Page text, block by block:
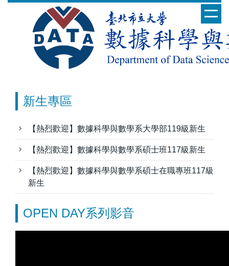
新生專區
【熱烈歡迎】數據科學與數學系大學部119級新生
【熱烈歡迎】數據科學與數學系碩士班117級新生
【熱烈歡迎】數據科學與數學系碩士在職專班117級
新生
OPEN DAY系列影音